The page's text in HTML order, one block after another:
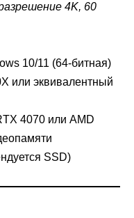
4K, 60
10/11 (64-битная)
или эквивалентный
4070 или AMD
SSD)